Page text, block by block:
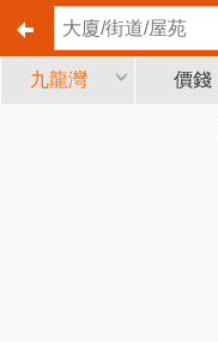
九龍灣 價錢